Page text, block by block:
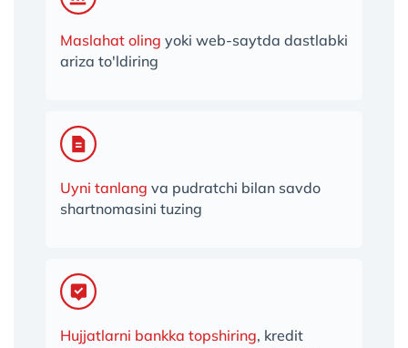
Maslahat oling yoki web-saytda dastlabki
ariza to'ldiring
Uyni tanlang va pudratchi bilan savdo
shartnomasini tuzing
Hujjatlarni bankka topshiring, kredit